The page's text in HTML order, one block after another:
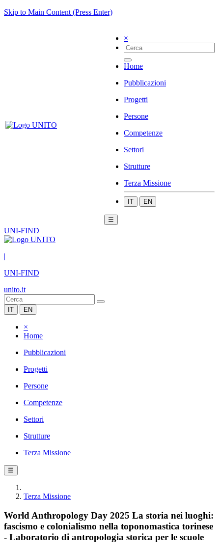
Skip to Main Content (Press Enter)
×
Home
Pubblicazioni
Progetti
Persone
Competenze
Settori
Strutture
Terza Missione
IT EN
☰
UNI-FIND
|
UNI-FIND
unito.it
IT EN
×
Home
Pubblicazioni
Progetti
Persone
Competenze
Settori
Strutture
Terza Missione
☰
Terza Missione
World Anthropology Day 2025 La storia nei luoghi:
fascismo e colonialismo nella toponomastica torinese
- Laboratorio di antropologia storica per le scuole